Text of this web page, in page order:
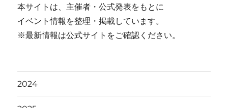
本サイトは、主催者・公式発表をもとに
イベント情報を整理・掲載しています。
※最新情報は公式サイトをご確認ください。
2024